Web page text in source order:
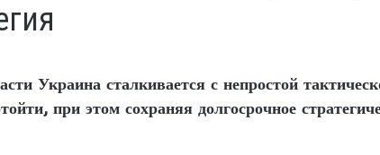
Украина сталкивается с непростой
при этом сохраняя долгосрочное